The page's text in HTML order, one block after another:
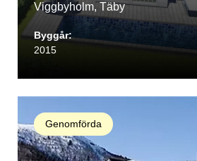
Viggbyholm, Täby
Byggår:
2015
Genomförda